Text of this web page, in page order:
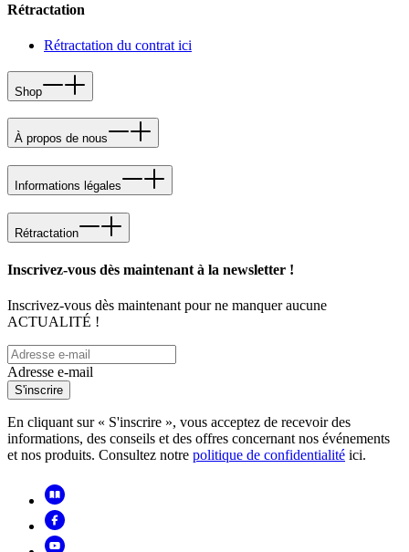
Rétractation
Rétractation du contrat ici
Shop
À propos de nous
Informations légales
Rétractation
Inscrivez-vous dès maintenant à la newsletter !
Inscrivez-vous dès maintenant pour ne manquer aucune
ACTUALITÉ !
Adresse e-mail
S'inscrire
En cliquant sur « S'inscrire », vous acceptez de recevoir des
informations, des conseils et des offres concernant nos événements
et nos produits. Consultez notre politique de confidentialité ici.